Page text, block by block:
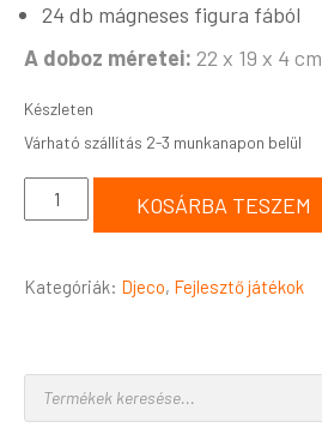
24 db mágneses figura fából
A doboz méretei: 22 x 19 x 4 cm
Készleten
KOSÁRBA TESZEM
Kategóriák: Djeco, Fejlesztő játékok